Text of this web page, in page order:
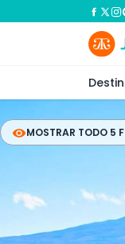
MOSTRAR TODO 5